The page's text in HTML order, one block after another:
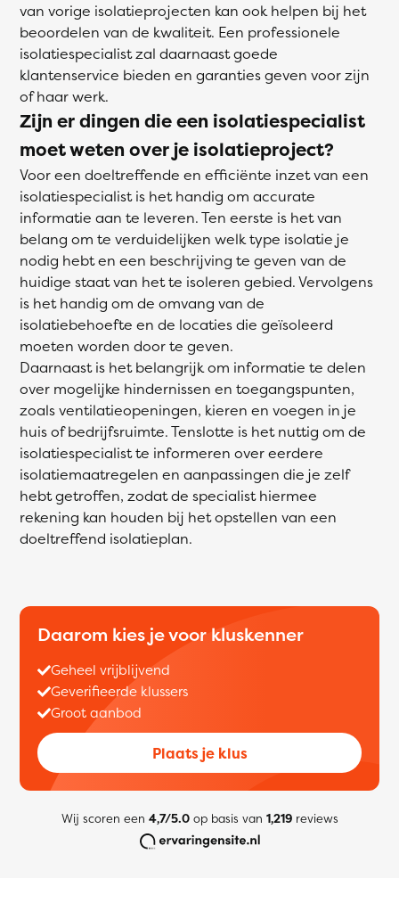
van vorige isolatieprojecten kan ook helpen bij het
beoordelen van de kwaliteit. Een professionele
isolatiespecialist zal daarnaast goede
klantenservice bieden en garanties geven voor zijn
of haar werk.
Zijn er dingen die een isolatiespecialist
moet weten over je isolatieproject?
Voor een doeltreffende en efficiënte inzet van een
isolatiespecialist is het handig om accurate
informatie aan te leveren. Ten eerste is het van
belang om te verduidelijken welk type isolatie je
nodig hebt en een beschrijving te geven van de
huidige staat van het te isoleren gebied. Vervolgens
is het handig om de omvang van de
isolatiebehoefte en de locaties die geïsoleerd
moeten worden door te geven.
Daarnaast is het belangrijk om informatie te delen
over mogelijke hindernissen en toegangspunten,
zoals ventilatieopeningen, kieren en voegen in je
huis of bedrijfsruimte. Tenslotte is het nuttig om de
isolatiespecialist te informeren over eerdere
isolatiemaatregelen en aanpassingen die je zelf
hebt getroffen, zodat de specialist hiermee
rekening kan houden bij het opstellen van een
doeltreffend isolatieplan.
Daarom kies je voor kluskenner
Geheel vrijblijvend
Geverifieerde klussers
Groot aanbod
Plaats je klus
Wij scoren een 4,7/5.0op basis van 1,219reviews